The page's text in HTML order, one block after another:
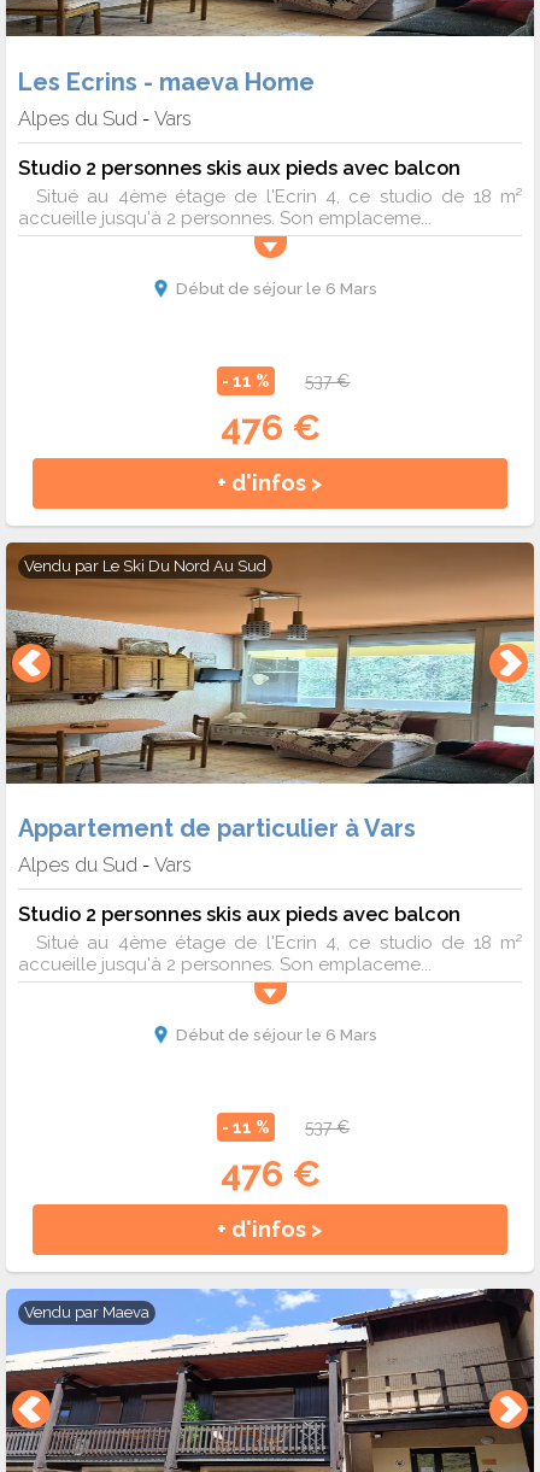
Les Ecrins - maeva Home
Alpes du Sud - Vars
Studio 2 personnes skis aux pieds avec balcon
Situé au 4ème étage de l'Ecrin 4, ce studio de 18 m²
accueille jusqu'à 2 personnes. Son emplaceme...
Début de séjour le 6 Mars
- 11 % 537 €
476 €
+ d'infos >
Vendu par Le Ski Du Nord Au Sud
Appartement de particulier à Vars
Alpes du Sud - Vars
Studio 2 personnes skis aux pieds avec balcon
Situé au 4ème étage de l'Ecrin 4, ce studio de 18 m²
accueille jusqu'à 2 personnes. Son emplaceme...
Début de séjour le 6 Mars
- 11 % 537 €
476 €
+ d'infos >
Vendu par Maeva